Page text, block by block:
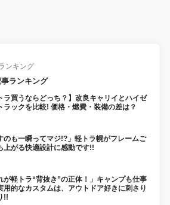
ンキング
ランキング
ラ買うならどっち？】改良キャリイとハイゼ
ラックを比較! 価格・燃費・装備の差は？
のも一瞬ってマジ!?」軽トラ幌がフレームご
上がる快適設計に感動です!!
が軽トラ“背抜き”の正体！」キャンプも仕事
用的なカスタムは、アウトドア好きに刺さり
!!